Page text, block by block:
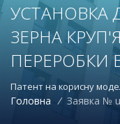
УСТАНОВКА
ЗЕРНА
ПЕРЕРОБКИ
Патент на корисну
Головна / Заявка №